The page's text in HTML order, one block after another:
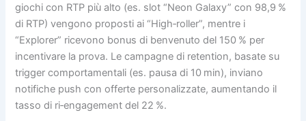
giochi con RTP più alto (es. slot “Neon Galaxy” con 98,9 %
di RTP) vengono proposti ai “High‑roller”, mentre i
“Explorer” ricevono bonus di benvenuto del 150 % per
incentivare la prova. Le campagne di retention, basate su
trigger comportamentali (es. pausa di 10 min), inviano
notifiche push con offerte personalizzate, aumentando il
tasso di ri‑engagement del 22 %.